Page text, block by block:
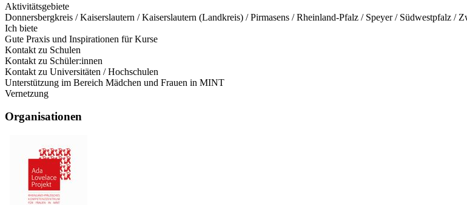
Aktivitätsgebiete
Donnersbergkreis / Kaiserslautern / Kaiserslautern (Landkreis) / Pirmasens / Rheinland-Pfalz / Speyer / Südwestpfalz /
Ich biete
Gute Praxis und Inspirationen für Kurse
Kontakt zu Schulen
Kontakt zu Schüler:innen
Kontakt zu Universitäten / Hochschulen
Unterstützung im Bereich Mädchen und Frauen in MINT
Vernetzung
Organisationen